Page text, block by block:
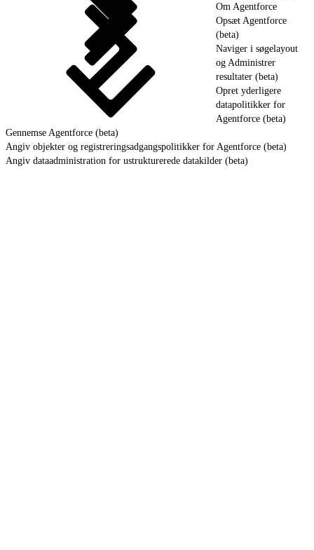
Om Agentforce
Opsæt Agentforce
(beta)
Naviger i søgelayout
og Administrer
resultater (beta)
Opret yderligere
datapolitikker for
Agentforce (beta)
Gennemse Agentforce (beta)
Angiv objekter og registreringsadgangspolitikker for Agentforce (beta)
Angiv dataadministration for ustrukturerede datakilder (beta)